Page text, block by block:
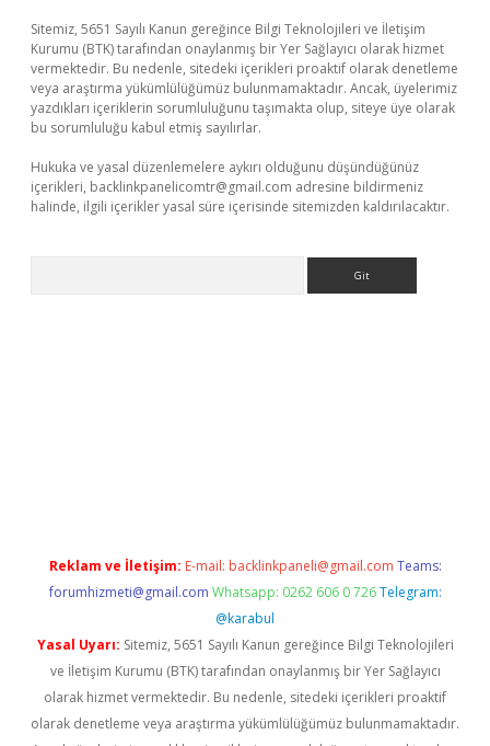
Sitemiz, 5651 Sayılı Kanun gereğince Bilgi Teknolojileri ve İletişim
Kurumu (BTK) tarafından onaylanmış bir Yer Sağlayıcı olarak hizmet
vermektedir. Bu nedenle, sitedeki içerikleri proaktif olarak denetleme
veya araştırma yükümlülüğümüz bulunmamaktadır. Ancak, üyelerimiz
yazdıkları içeriklerin sorumluluğunu taşımakta olup, siteye üye olarak
bu sorumluluğu kabul etmiş sayılırlar.
Hukuka ve yasal düzenlemelere aykırı olduğunu düşündüğünüz
içerikleri, backlinkpanelicomtr@gmail.com adresine bildirmeniz
halinde, ilgili içerikler yasal süre içerisinde sitemizden kaldırılacaktır.
Reklam ve İletişim: E-mail: backlinkpaneli@gmail.com Teams:
forumhizmeti@gmail.com Whatsapp: 0262 606 0 726 Telegram:
@karabul
Yasal Uyarı: Sitemiz, 5651 Sayılı Kanun gereğince Bilgi Teknolojileri
ve İletişim Kurumu (BTK) tarafından onaylanmış bir Yer Sağlayıcı
olarak hizmet vermektedir. Bu nedenle, sitedeki içerikleri proaktif
olarak denetleme veya araştırma yükümlülüğümüz bulunmamaktadır.